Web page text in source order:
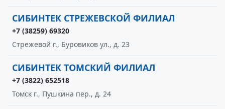
СИБИНТЕК СТРЕЖЕВСКОЙ ФИЛИАЛ
+7 (38259) 69320
Стрежевой г., Буровиков ул., д. 23
СИБИНТЕК ТОМСКИЙ ФИЛИАЛ
+7 (3822) 652518
Томск г., Пушкина пер., д. 24